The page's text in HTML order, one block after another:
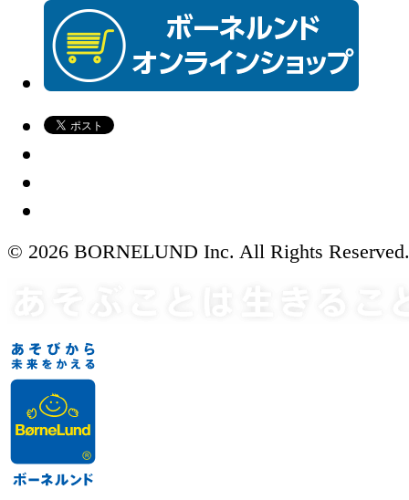
© 2026 BORNELUND Inc. All Rights Reserved.